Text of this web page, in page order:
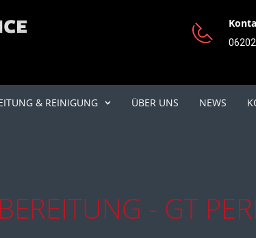
& REINIGUNG ÜBER UNS NEWS
- GT